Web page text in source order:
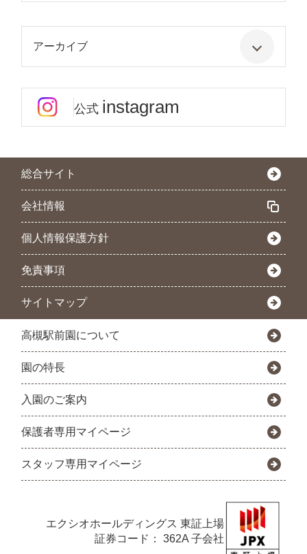
アーカイブ
公式 instagram
総合サイト
会社情報
個人情報保護方針
免責事項
サイトマップ
高槻駅前園について
園の特長
入園のご案内
保護者専用マイページ
スタッフ専用マイページ
エクシオホールディングス 東証上場
証券コード： 362A 子会社